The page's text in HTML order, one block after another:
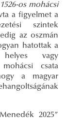
os mohácsi
a figyelmet a
szintek
az oszmán
hatottak a
vagy
csata
a magyar
2025”